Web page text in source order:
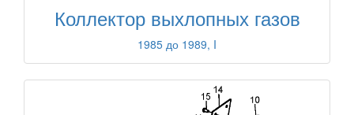
Коллектор выхлопных газов
1985 до 1989, I